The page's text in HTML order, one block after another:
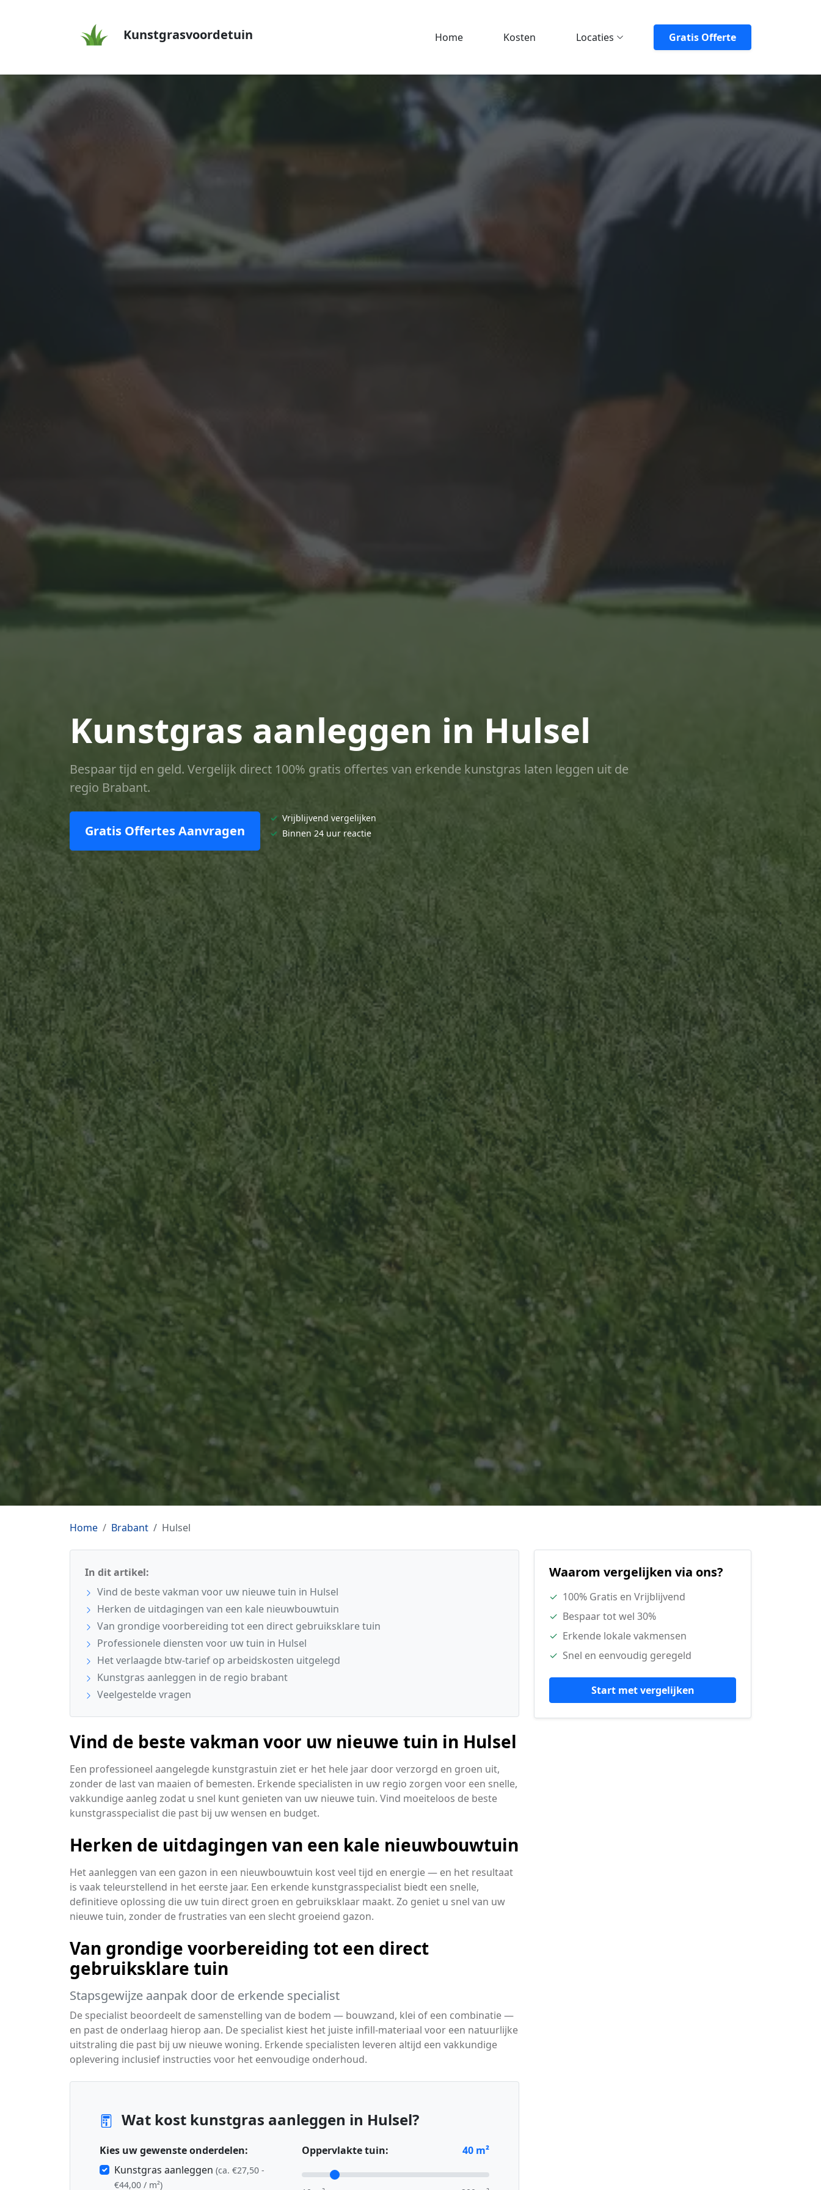
Kunstgrasvoordetuin Home Kosten Locaties Gratis Offerte
Kunstgras aanleggen in Hulsel
Bespaar tijd en geld. Vergelijk direct 100% gratis offertes van erkende kunstgras laten leggen uit de
regio Brabant.
Gratis Offertes Aanvragen
✓ Vrijblijvend vergelijken
✓ Binnen 24 uur reactie
Home Brabant Hulsel
In dit artikel:
Vind de beste vakman voor uw nieuwe tuin in Hulsel
Herken de uitdagingen van een kale nieuwbouwtuin
Van grondige voorbereiding tot een direct gebruiksklare tuin
Professionele diensten voor uw tuin in Hulsel
Het verlaagde btw-tarief op arbeidskosten uitgelegd
Kunstgras aanleggen in de regio brabant
Veelgestelde vragen
Vind de beste vakman voor uw nieuwe tuin in Hulsel
Een professioneel aangelegde kunstgrastuin ziet er het hele jaar door verzorgd en groen uit,
zonder de last van maaien of bemesten. Erkende specialisten in uw regio zorgen voor een snelle,
vakkundige aanleg zodat u snel kunt genieten van uw nieuwe tuin. Vind moeiteloos de beste
kunstgrasspecialist die past bij uw wensen en budget.
Herken de uitdagingen van een kale nieuwbouwtuin
Het aanleggen van een gazon in een nieuwbouwtuin kost veel tijd en energie — en het resultaat
is vaak teleurstellend in het eerste jaar. Een erkende kunstgrasspecialist biedt een snelle,
definitieve oplossing die uw tuin direct groen en gebruiksklaar maakt. Zo geniet u snel van uw
nieuwe tuin, zonder de frustraties van een slecht groeiend gazon.
Van grondige voorbereiding tot een direct
gebruiksklare tuin
Stapsgewijze aanpak door de erkende specialist
De specialist beoordeelt de samenstelling van de bodem — bouwzand, klei of een combinatie —
en past de onderlaag hierop aan. De specialist kiest het juiste infill-materiaal voor een natuurlijke
uitstraling die past bij uw nieuwe woning. Erkende specialisten leveren altijd een vakkundige
oplevering inclusief instructies voor het eenvoudige onderhoud.
Wat kost kunstgras aanleggen in Hulsel?
Kies uw gewenste onderdelen:
Kunstgras aanleggen (ca. €27,50 -
€44,00 / m²)
Oppervlakte tuin: 40 m²
Waarom vergelijken via ons?
✓ 100% Gratis en Vrijblijvend
✓ Bespaar tot wel 30%
✓ Erkende lokale vakmensen
✓ Snel en eenvoudig geregeld
Start met vergelijken